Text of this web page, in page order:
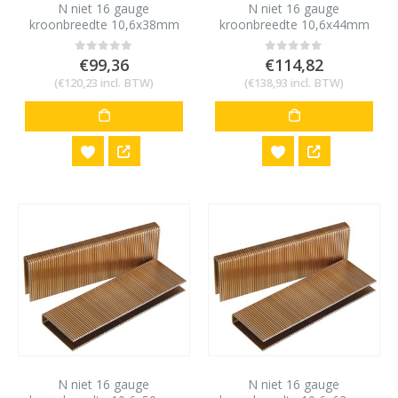
N niet 16 gauge
kroonbreedte 10,6x38mm
10,000 stuks
0out of 5
€99,36
(€120,23 incl. BTW)
N niet 16 gauge
kroonbreedte 10,6x44mm
10,000 stuks
0out of 5
€114,82
(€138,93 incl. BTW)
N niet 16 gauge
N niet 16 gauge